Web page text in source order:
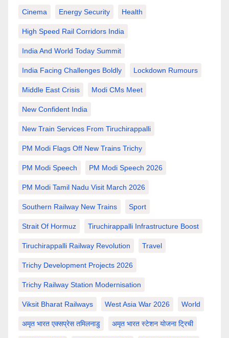
Cinema Energy Security Health
High Speed Rail Corridors India
India And World Today Summit
India Facing Challenges Boldly Lockdown Rumours
Middle East Crisis Modi CMs Meet
New Confident India
New Train Services From Tiruchirappalli
PM Modi Flags Off New Trains Trichy
PM Modi Speech PM Modi Speech 2026
PM Modi Tamil Nadu Visit March 2026
Southern Railway New Trains Sport
Strait Of Hormuz Tiruchirappalli Infrastructure Boost
Tiruchirappalli Railway Revolution Travel
Trichy Development Projects 2026
Trichy Railway Station Modernisation
Viksit Bharat Railways West Asia War 2026 World
अमृत भारत एक्सप्रेस तमिलनाडु अमृत भारत स्टेशन योजना ट्रिची